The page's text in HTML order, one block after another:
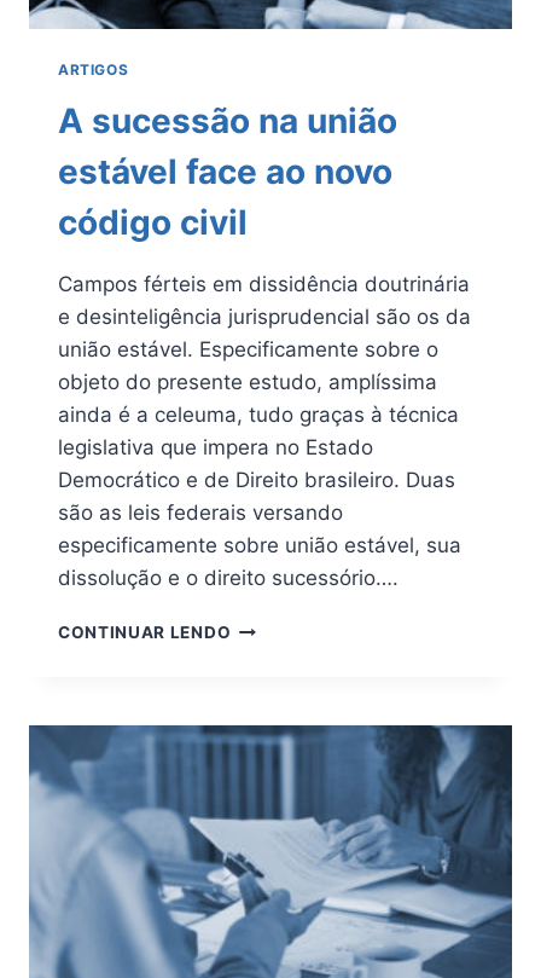
ARTIGOS
A sucessão na união
estável face ao novo
código civil
Campos férteis em dissidência doutrinária
e desinteligência jurisprudencial são os da
união estável. Especificamente sobre o
objeto do presente estudo, amplíssima
ainda é a celeuma, tudo graças à técnica
legislativa que impera no Estado
Democrático e de Direito brasileiro. Duas
são as leis federais versando
especificamente sobre união estável, sua
dissolução e o direito sucessório….
CONTINUAR LENDO
ESTÁVEL
CÓDIGO
CIVIL